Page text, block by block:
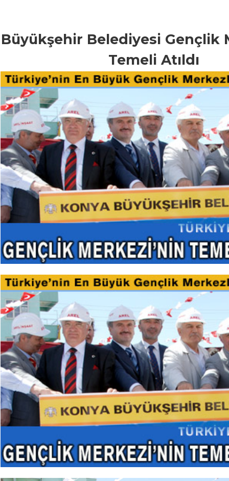
Büyükşehir Belediyesi Gençlik
Temeli Atıldı